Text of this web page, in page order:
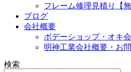
フレーム修理見積り【無
ブログ
会社概要
ボデーショップ・オキ
明神工業会社概要・お
検索